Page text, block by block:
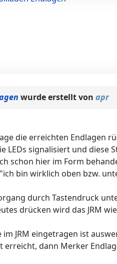
wurde erstellt von apr
die erreichten Endlagen
LEDs signalisiert und
schon hier im Form
bin wirklich oben bzw.
durch Tastendruck
drücken wird das JRM
JRM eingetragen ist
erreicht, dann Merker